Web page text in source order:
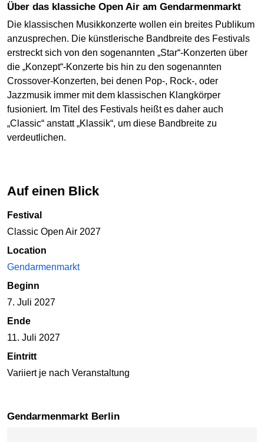
Über das klassiche Open Air am Gendarmenmarkt
Die klassischen Musikkonzerte wollen ein breites Publikum
anzusprechen. Die künstlerische Bandbreite des Festivals
erstreckt sich von den sogenannten „Star“-Konzerten über
die „Konzept“-Konzerte bis hin zu den sogenannten
Crossover-Konzerten, bei denen Pop-, Rock-, oder
Jazzmusik immer mit dem klassischen Klangkörper
fusioniert. Im Titel des Festivals heißt es daher auch
„Classic“ anstatt „Klassik“, um diese Bandbreite zu
verdeutlichen.
Auf einen Blick
Festival
Classic Open Air 2027
Location
Gendarmenmarkt
Beginn
7. Juli 2027
Ende
11. Juli 2027
Eintritt
Variiert je nach Veranstaltung
Gendarmenmarkt Berlin